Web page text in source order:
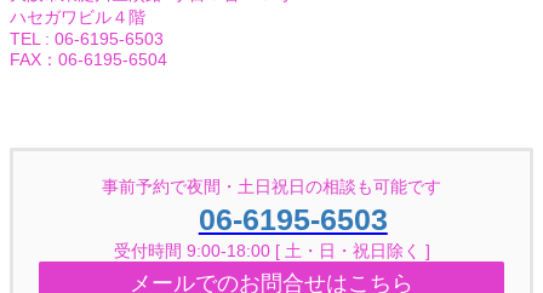
ハセガワビル４階
TEL : 06-6195-6503
FAX：06-6195-6504
事前予約で夜間・土日祝日の相談も可能です
06-6195-6503
受付時間 9:00-18:00 [ 土・日・祝日除く ]
メールでのお問合せはこちら